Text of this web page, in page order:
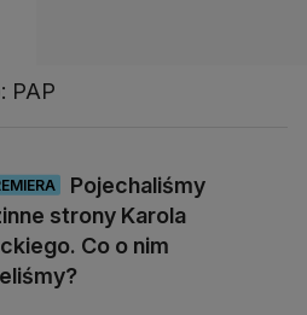
PAP
Pojechaliśmy
strony Karola
Co o nim